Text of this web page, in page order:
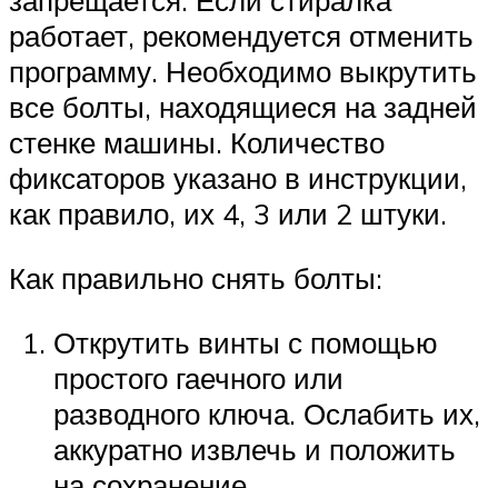
работает, рекомендуется отменить
программу. Необходимо выкрутить
все болты, находящиеся на задней
стенке машины. Количество
фиксаторов указано в инструкции,
как правило, их 4, 3 или 2 штуки.
Как правильно снять болты:
Открутить винты с помощью
простого гаечного или
разводного ключа. Ослабить их,
аккуратно извлечь и положить